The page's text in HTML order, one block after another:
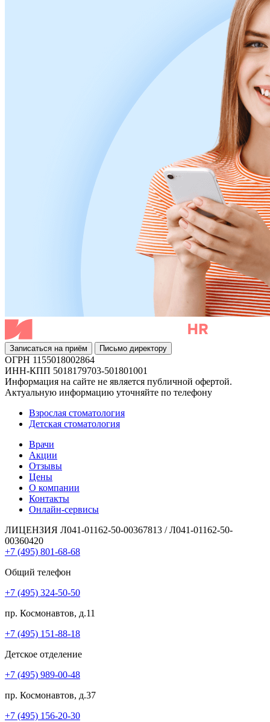
Записаться на приём Письмо директору
ОГРН 1155018002864
ИНН-КПП 5018179703-501801001
Информация на сайте не является публичной офертой.
Актуальную информацию уточняйте по телефону
Взрослая стоматология
Детская стоматология
Врачи
Акции
Отзывы
Цены
О компании
Контакты
Онлайн-сервисы
ЛИЦЕНЗИЯ Л041-01162-50-00367813 / Л041-01162-50-
00360420
+7 (495) 801-68-68
Общий телефон
+7 (495) 324-50-50
пр. Космонавтов, д.11
+7 (495) 151-88-18
Детское отделение
+7 (495) 989-00-48
пр. Космонавтов, д.37
+7 (495) 156-20-30